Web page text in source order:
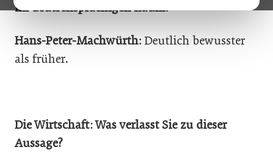
im deutschsprachigen Raum?
Hans-Peter-Machwürth: Deutlich bewusster
als früher.
Die Wirtschaft: Was verlasst Sie zu dieser
Aussage?